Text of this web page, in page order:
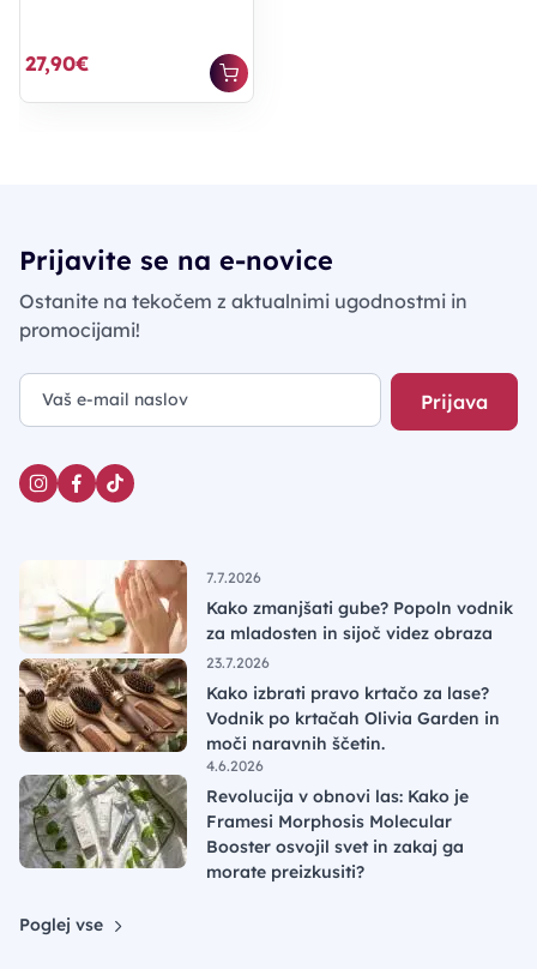
27,90€
Prijavite se na e-novice
Ostanite na tekočem z aktualnimi ugodnostmi in
promocijami!
Prijava
7.7.2026
Kako zmanjšati gube? Popoln vodnik
za mladosten in sijoč videz obraza
23.7.2026
Kako izbrati pravo krtačo za lase?
Vodnik po krtačah Olivia Garden in
moči naravnih ščetin.
4.6.2026
Revolucija v obnovi las: Kako je
Framesi Morphosis Molecular
Booster osvojil svet in zakaj ga
morate preizkusiti?
Poglej vse